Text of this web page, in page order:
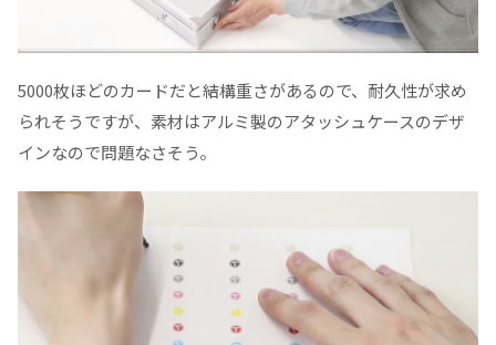
5000枚ほどのカードだと結構重さがあるので、耐久性が求め
られそうですが、素材はアルミ製のアタッシュケースのデザ
インなので問題なさそう。